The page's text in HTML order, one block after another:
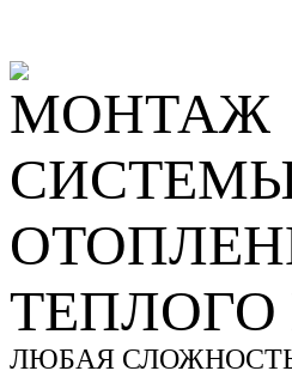
МОНТАЖ
ЛЮБАЯ